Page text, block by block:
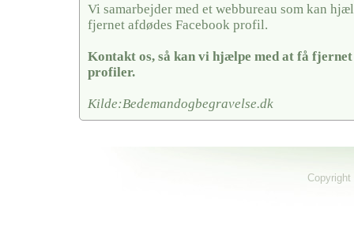
Vi samarbejder med et webbureau som kan
fjernet afdødes Facebook profil.
Kontakt os, så kan vi hjælpe med at få fjernet
profiler.
Kilde:Bedemandogbegravelse.dk